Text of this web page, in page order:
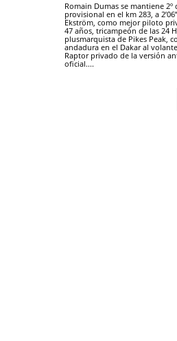
Romain Dumas se mantiene 2º
provisional en el km 283, a
Ekström, como mejor piloto
47 años, tricampeón de las 24
plusmarquista de Pikes Peak,
andadura en el Dakar al
Raptor privado de la versión
oficial....